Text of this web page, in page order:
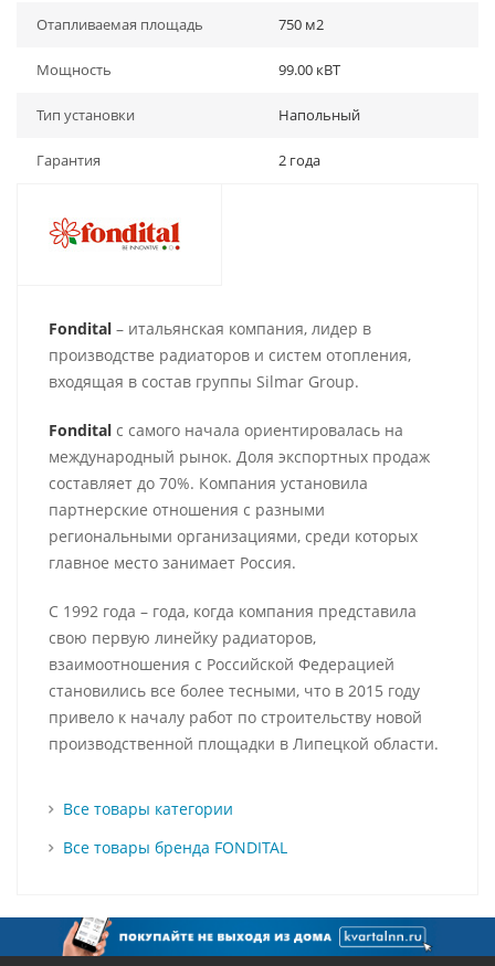
Отапливаемая площадь 750 м2
Мощность 99.00 кВТ
Тип установки Напольный
Гарантия 2 года
Fondital – итальянская компания, лидер в
производстве радиаторов и систем отопления,
входящая в состав группы Silmar Group.
Fondital с самого начала ориентировалась на
международный рынок. Доля экспортных продаж
составляет до 70%. Компания установила
партнерские отношения с разными
региональными организациями, среди которых
главное место занимает Россия.
С 1992 года – года, когда компания представила
свою первую линейку радиаторов,
взаимоотношения с Российской Федерацией
становились все более тесными, что в 2015 году
привело к началу работ по строительству новой
производственной площадки в Липецкой области.
Все товары категории
Все товары бренда FONDITAL